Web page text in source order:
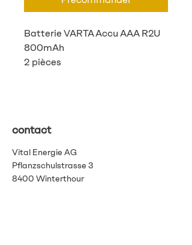
Batterie VARTA Accu AAA R2U
800mAh
2 pièces
contact
Vital Energie AG
Pflanzschulstrasse 3
8400 Winterthour